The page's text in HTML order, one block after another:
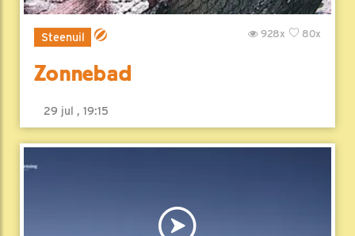
Steenuil 80x
928x
Zonnebad
29 jul , 19:15